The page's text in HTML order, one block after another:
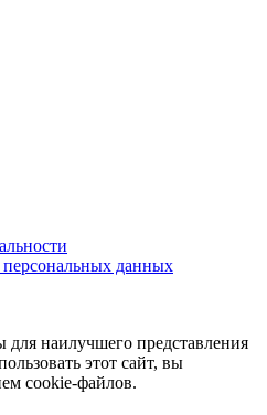
персональных данных
наилучшего представления
этот сайт, вы
cookie-файлов.